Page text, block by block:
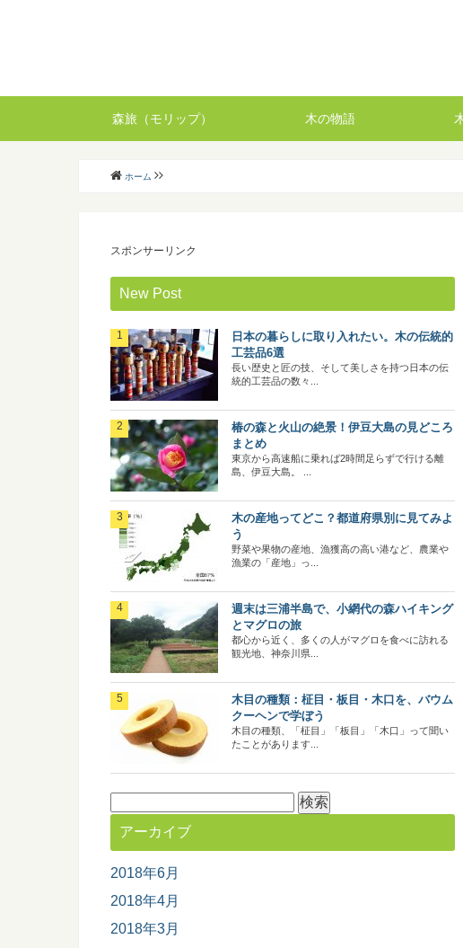
森旅（モリップ） 木の物語
ホーム
スポンサーリンク
New Post
日本の暮らしに取り入れたい。木の伝統的
工芸品6選
長い歴史と匠の技、そして美しさを持つ日本の伝
統的工芸品の数々...
椿の森と火山の絶景！伊豆大島の見どころ
まとめ
東京から高速船に乗れば2時間足らずで行ける離
島、伊豆大島。 ...
木の産地ってどこ？都道府県別に見てみよ
う
野菜や果物の産地、漁獲高の高い港など、農業や
漁業の「産地」っ...
週末は三浦半島で、小網代の森ハイキング
とマグロの旅
都心から近く、多くの人がマグロを食べに訪れる
観光地、神奈川県...
木目の種類：柾目・板目・木口を、バウム
クーヘンで学ぼう
木目の種類、「柾目」「板目」「木口」って聞い
たことがあります...
索:
アーカイブ
2018年6月
2018年4月
2018年3月